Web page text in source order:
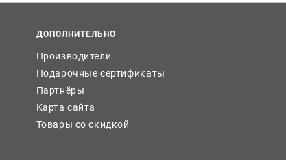
ДОПОЛНИТЕЛЬНО
Производители
Подарочные сертификаты
Партнёры
Карта сайта
Товары со скидкой